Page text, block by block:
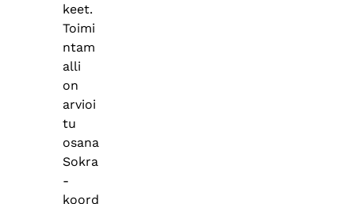
keet.
Toimi
ntam
alli
on
arvioi
tu
osana
Sokra
-
koord